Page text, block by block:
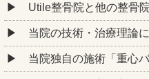
Utile整骨院と他の整骨
当院の技術・治療理論
当院独自の施術「重心